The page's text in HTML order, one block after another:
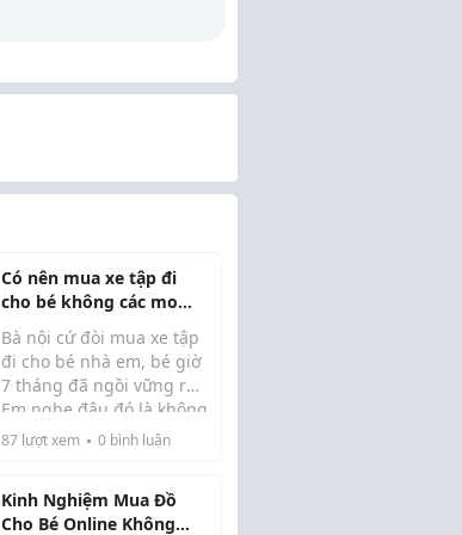
Có nên mua xe tập đi
cho bé không các mom,
nhà em đang cãi nhau vì
vấn đề này
Bà nội cứ đòi mua xe tập
đi cho bé nhà em, bé giờ
7 tháng đã ngồi vững rồi.
Em nghe đâu đó là không
nên dùng nhưng không
thì bà không nghe. Em
tìm đ...
87lượt xem 0bình luận
Kinh Nghiệm Mua Đồ
Cho Bé Online Không